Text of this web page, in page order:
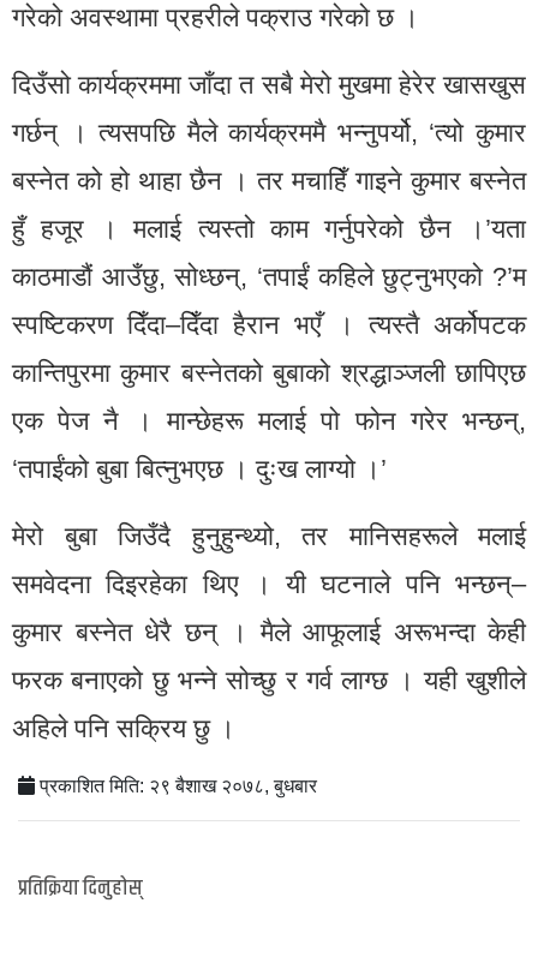
गरेको अवस्थामा प्रहरीले पक्राउ गरेको छ ।
दिउँसो कार्यक्रममा जाँदा त सबै मेरो मुखमा हेरेर खासखुस
गर्छन् । त्यसपछि मैले कार्यक्रममै भन्नुपर्यो, ‘त्यो कुमार
बस्नेत को हो थाहा छैन । तर मचाहिँ गाइने कुमार बस्नेत
हुँ हजूर । मलाई त्यस्तो काम गर्नुपरेको छैन ।’यता
काठमाडौं आउँछु, सोध्छन्, ‘तपाईं कहिले छुट्नुभएको ?’म
स्पष्टिकरण दिँदा–दिँदा हैरान भएँ । त्यस्तै अर्कोपटक
कान्तिपुरमा कुमार बस्नेतको बुबाको श्रद्धाञ्जली छापिएछ
एक पेज नै । मान्छेहरू मलाई पो फोन गरेर भन्छन्,
‘तपाईंको बुबा बित्नुभएछ । दुःख लाग्यो ।’
मेरो बुबा जिउँदै हुनुहुन्थ्यो, तर मानिसहरूले मलाई
समवेदना दिइरहेका थिए । यी घटनाले पनि भन्छन्–
कुमार बस्नेत धेरै छन् । मैले आफूलाई अरूभन्दा केही
फरक बनाएको छु भन्ने सोच्छु र गर्व लाग्छ । यही खुशीले
अहिले पनि सक्रिय छु ।
प्रकाशित मिति: २९ बैशाख २०७८, बुधबार
प्रतिक्रिया दिनुहोस्